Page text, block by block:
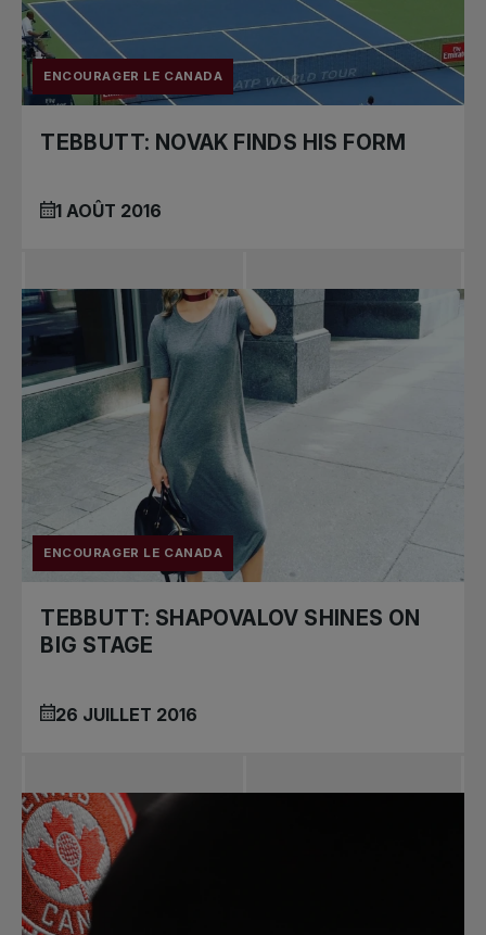
ENCOURAGER LE CANADA
TEBBUTT: NOVAK FINDS HIS FORM
1 AOÛT 2016
ENCOURAGER LE CANADA
TEBBUTT: SHAPOVALOV SHINES ON
BIG STAGE
26 JUILLET 2016